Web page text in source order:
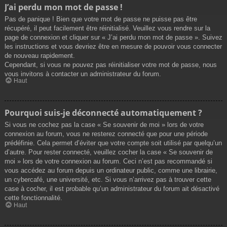
J’ai perdu mon mot de passe !
Pas de panique ! Bien que votre mot de passe ne puisse pas être
récupéré, il peut facilement être réinitialisé. Veuillez vous rendre sur la
page de connexion et cliquer sur « J’ai perdu mon mot de passe ». Suivez
les instructions et vous devriez être en mesure de pouvoir vous connecter
de nouveau rapidement.
Cependant, si vous ne pouvez pas réinitialiser votre mot de passe, nous
vous invitons à contacter un administrateur du forum.
Haut
Pourquoi suis-je déconnecté automatiquement ?
Si vous ne cochez pas la case « Se souvenir de moi » lors de votre
connexion au forum, vous ne resterez connecté que pour une période
prédéfinie. Cela permet d’éviter que votre compte soit utilisé par quelqu’un
d’autre. Pour rester connecté, veuillez cocher la case « Se souvenir de
moi » lors de votre connexion au forum. Ceci n’est pas recommandé si
vous accédez au forum depuis un ordinateur public, comme une librairie,
un cybercafé, une université, etc. Si vous n’arrivez pas à trouver cette
case à cocher, il est probable qu’un administrateur du forum ait désactivé
cette fonctionnalité.
Haut